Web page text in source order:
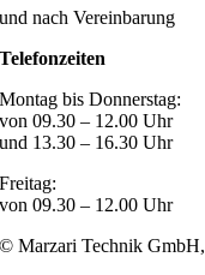
und nach Vereinbarung
Telefonzeiten
Montag bis Donnerstag:
von 09.30 – 12.00 Uhr
und 13.30 – 16.30 Uhr
Freitag:
von 09.30 – 12.00 Uhr
© Marzari Technik GmbH,